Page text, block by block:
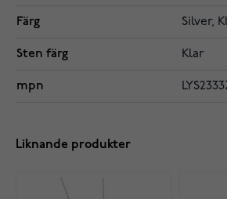
Färg Silver,
Sten färg Klar
mpn
Liknande produkter